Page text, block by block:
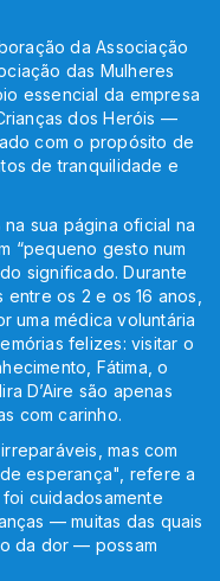
da Associação
das Mulheres
essencial da empresa
dos Heróis —
com o propósito de
de tranquilidade e
sua página oficial na
“pequeno gesto num
significado. Durante
os 2 e os 16 anos,
uma médica voluntária
felizes: visitar o
Fátima, o
D’Aire são apenas
com carinho.
mas com
esperança", refere a
cuidadosamente
— muitas das quais
da dor — possam